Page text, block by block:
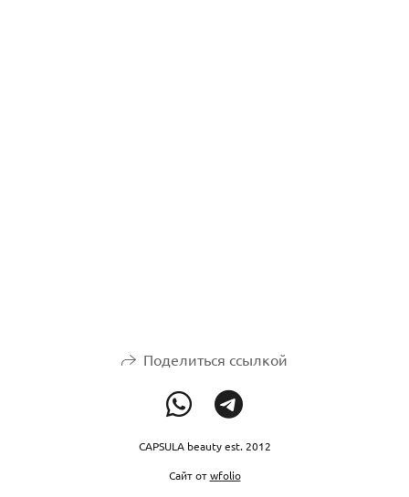
Поделиться ссылкой
CAPSULA beauty est. 2012
Сайт отwfolio